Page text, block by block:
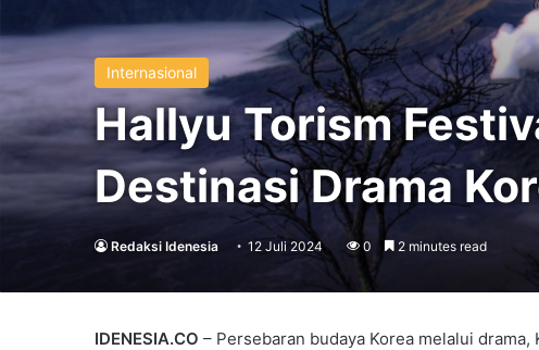
Internasional
Hallyu Torism
Destinasi Drama
Redaksi Idenesia 12 Juli 2024 0 2 minutes read
IDENESIA.CO – Persebaran budaya Korea melalui